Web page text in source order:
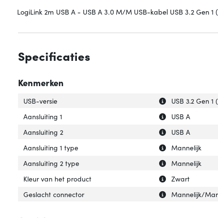
LogiLink 2m USB A - USB A 3.0 M/M USB-kabel USB 3.2 Gen 1
Specificaties
Kenmerken
Uitleg over
Verberg uitleg
USB-versie
USB 3.2 Gen 1
Uitleg over
Verberg uitleg
Aansluiting 1
USB A
Uitleg over
Verberg uitleg
Aansluiting 2
USB A
Uitleg over
Verberg uitleg
Aansluiting 1 type
Mannelijk
Uitleg over
Verberg uitleg
Aansluiting 2 type
Mannelijk
Uitleg over
Verberg uitleg
Kleur van het product
Zwart
Uitleg over
Verberg uitleg
Geslacht connector Mannelijk/